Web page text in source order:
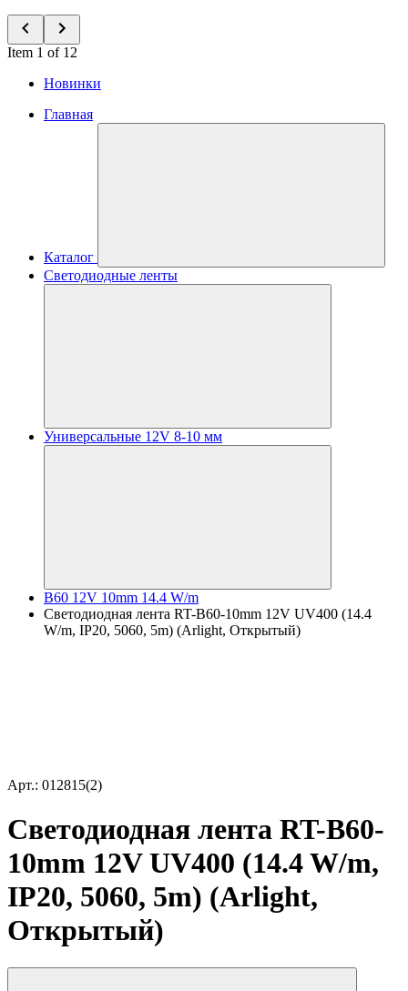
Item 1 of 12
Новинки
Главная
Каталог
Светодиодные ленты
Универсальные 12V 8-10 мм
B60 12V 10mm 14.4 W/m
Светодиодная лента RT-B60-10mm 12V UV400 (14.4
W/m, IP20, 5060, 5m) (Arlight, Открытый)
Арт.: 012815(2)
Светодиодная лента RT-B60-
10mm 12V UV400 (14.4 W/m,
IP20, 5060, 5m) (Arlight,
Открытый)